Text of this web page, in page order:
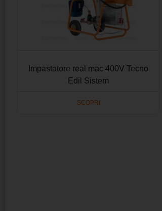
Impastatore real mac 400V Tecno
Edil Sistem
SCOPRI